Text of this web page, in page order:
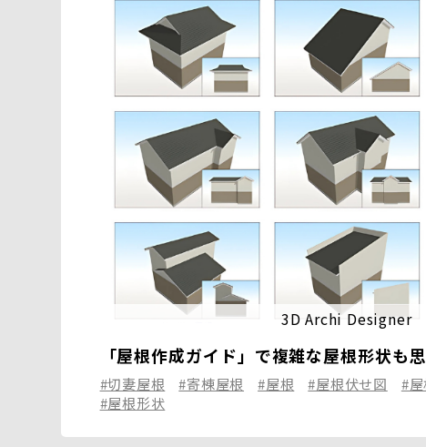
3D Archi Designer
「屋根作成ガイド」で複雑な屋根形状も
#切妻屋根 #寄棟屋根 #屋根 #屋根伏せ図
#
#屋根形状